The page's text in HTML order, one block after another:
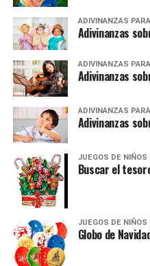
ADIVINANZAS
Adivinanzas
ADIVINANZAS
Adivinanzas
ADIVINANZAS
Adivinanzas
JUEGOS DE NIÑOS
Buscar el
JUEGOS DE NIÑOS
Globo de